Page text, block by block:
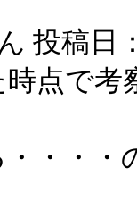
投稿日
点で
・・・